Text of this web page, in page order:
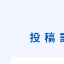
投稿